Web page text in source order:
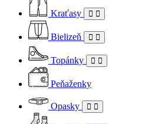
Kraťasy
Bielizeň
Topánky
Peňaženky
Opasky